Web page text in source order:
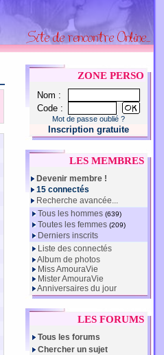
ZONE PERSO
Nom :
Code :
Mot de passe oublié ?
Inscription gratuite
LES MEMBRES
Devenir membre !
15 connectés
Recherche avancée...
Tous les hommes (639)
Toutes les femmes (209)
Derniers inscrits
Liste des connectés
Album de photos
Miss AmouraVie
Mister AmouraVie
Anniversaires du jour
LES FORUMS
Tous les forums
Chercher un sujet